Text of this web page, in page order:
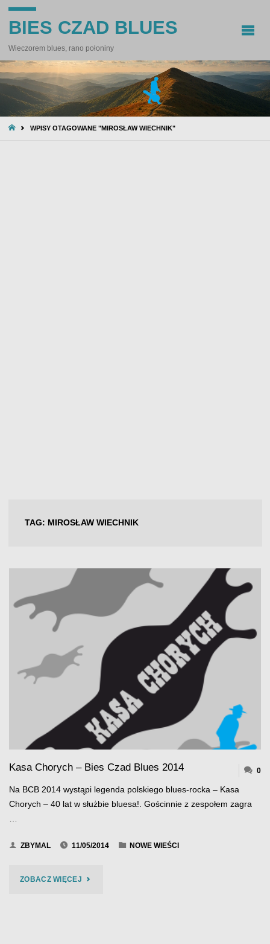
BIES CZAD BLUES
Wieczorem blues, rano połoniny
STRONA
WPISY OTAGOWANE "MIROSŁAW WIECHNIK"
TAG: MIROSŁAW WIECHNIK
Kasa Chorych – Bies Czad Blues 2014 0
Na BCB 2014 wystąpi legenda polskiego blues-rocka – Kasa
Chorych – 40 lat w służbie bluesa!. Gościnnie z zespołem zagra
…
ZBYMAL 11/05/2014 NOWE WIEŚCI
ZOBACZ WIĘCEJ"KASA